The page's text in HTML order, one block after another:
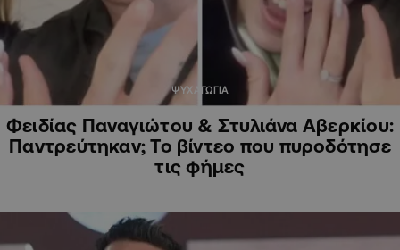
ΨΥΧΑΓΩΓΙΑ
Φειδίας Παναγιώτου & Στυλιάνα Αβερκίου:
Παντρεύτηκαν; Το βίντεο που πυροδότησε
τις φήμες